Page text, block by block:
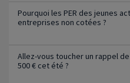
Pourquoi les PER des jeunes
entreprises non cotées ?
Allez-vous toucher un rappel
500 € cet été ?